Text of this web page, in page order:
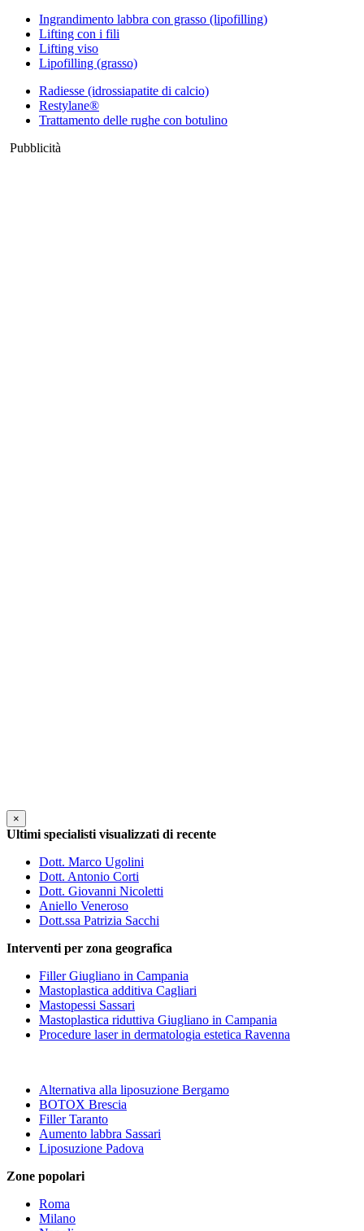
Ingrandimento labbra con grasso (lipofilling)
Lifting con i fili
Lifting viso
Lipofilling (grasso)
Radiesse (idrossiapatite di calcio)
Restylane®
Trattamento delle rughe con botulino
Pubblicità
×
Ultimi specialisti visualizzati di recente
Dott. Marco Ugolini
Dott. Antonio Corti
Dott. Giovanni Nicoletti
Aniello Veneroso
Dott.ssa Patrizia Sacchi
Interventi per zona geografica
Filler Giugliano in Campania
Mastoplastica additiva Cagliari
Mastopessi Sassari
Mastoplastica riduttiva Giugliano in Campania
Procedure laser in dermatologia estetica Ravenna
Alternativa alla liposuzione Bergamo
BOTOX Brescia
Filler Taranto
Aumento labbra Sassari
Liposuzione Padova
Zone popolari
Roma
Milano